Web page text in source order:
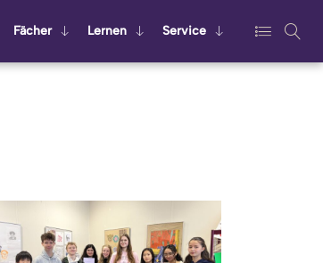
Fä­cher Ler­nen Ser­vice